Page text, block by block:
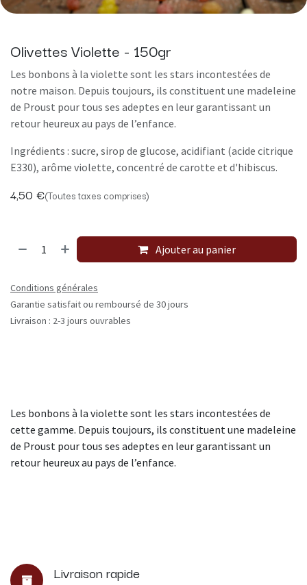
Olivettes Violette - 150gr
Les bonbons à la violette sont les stars incontestées de
notre maison. Depuis toujours, ils constituent une madeleine
de Proust pour tous ses adeptes en leur garantissant un
retour heureux au pays de l’enfance.
Ingrédients : sucre, sirop de glucose, acidifiant (acide citrique
E330), arôme violette, concentré de carotte et d'hibiscus.
4,50 €(Toutes taxes comprises)
Ajouter au panier
Conditions générales
Garantie satisfait ou remboursé de 30 jours
Livraison : 2-3 jours ouvrables
Les bonbons à la violette sont les stars incontestées de
cette gamme. Depuis toujours, ils constituent une madeleine
de Proust pour tous ses adeptes en leur garantissant un
retour heureux au pays de l’enfance.
Livraison rapide